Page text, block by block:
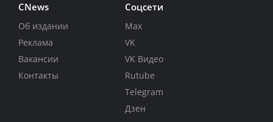
CNews
Об издании
Реклама
Вакансии
Контакты
Соцсети
Max
VK
VK Видео
Rutube
Telegram
Дзен